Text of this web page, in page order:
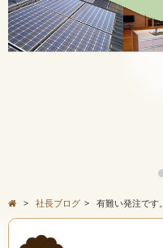
> 社長ブログ > 有難い発注です。